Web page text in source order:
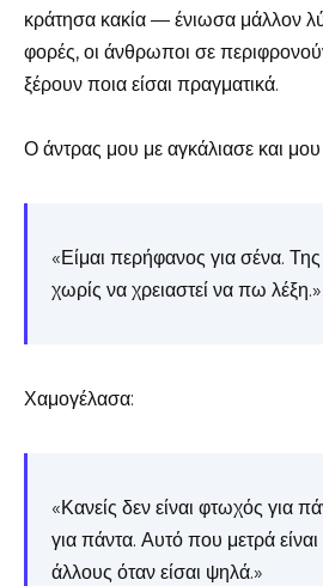
κράτησα κακία — ένιωσα μάλλον
φορές, οι άνθρωποι σε
ξέρουν ποια είσαι πραγματικά.
Ο άντρας μου με αγκάλιασε και μου
«Είμαι περήφανος για σένα.
χωρίς να χρειαστεί να πω λέξη.»
Χαμογέλασα:
«Κανείς δεν είναι φτωχός για
για πάντα. Αυτό που μετρά
άλλους όταν είσαι ψηλά.»